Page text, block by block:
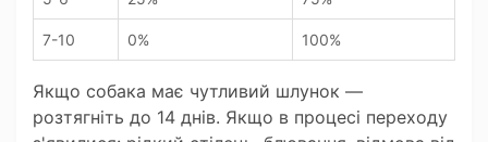
7-10 0% 100%
Якщо собака має чутливий шлунок —
розтягніть до 14 днів. Якщо в процесі переходу